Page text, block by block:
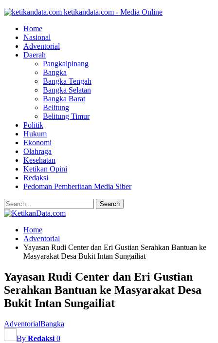
ketikandata.com - Media Online
Home
Nasional
Adventorial
Daerah
Pangkalpinang
Bangka
Bangka Tengah
Bangka Selatan
Bangka Barat
Belitung
Belitung Timur
Politik
Hukum
Ekonomi
Olahraga
Kesehatan
Ketikan Opini
Redaksi
Pedoman Pemberitaan Media Siber
Home
Adventorial
Yayasan Rudi Center dan Eri Gustian Serahkan Bantuan ke
Masyarakat Desa Bukit Intan Sungailiat
Yayasan Rudi Center dan Eri Gustian
Serahkan Bantuan ke Masyarakat Desa
Bukit Intan Sungailiat
AdventorialBangka
By Redaksi 0